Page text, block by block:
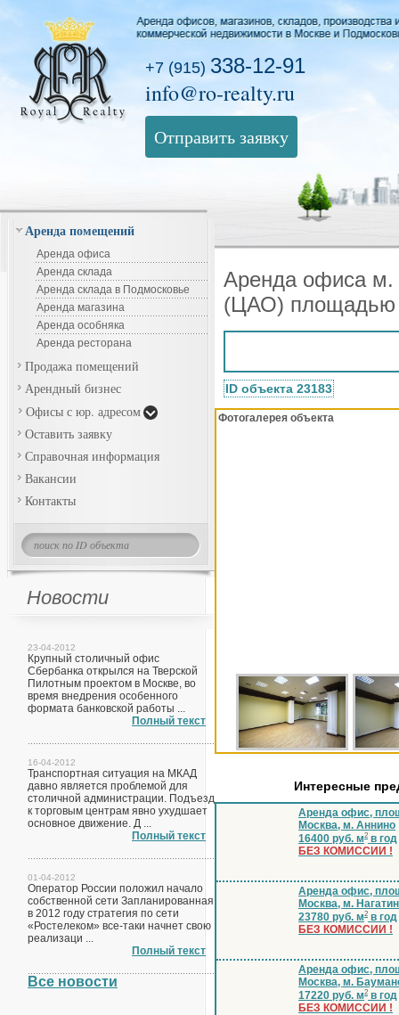
+7 (915) 338-12-91
info@ro-realty.ru
Отправить заявку
Аренда помещений
Аренда офиса
Аренда склада
Аренда склада в Подмосковье
Аренда магазина
Аренда особняка
Аренда ресторана
Продажа помещений
Арендный бизнес
Офисы с юр. адресом
Оставить заявку
Справочная информация
Вакансии
Контакты
Новости
23-04-2012
Крупный столичный офис
Сбербанка открылся на Тверской
Пилотным проектом в Москве, во
время внедрения особенного
формата банковской работы ...
Полный текст
16-04-2012
Транспортная ситуация на МКАД
давно является проблемой для
столичной администрации. Подъезд
к торговым центрам явно ухудшает
основное движение. Д ...
Полный текст
01-04-2012
Оператор России положил начало
собственной сети Запланированная
в 2012 году стратегия по сети
«Ростелеком» все-таки начнет свою
реализаци ...
Полный текст
Все новости
Аренда офиса м.
(ЦАО) площадью
ID объекта 23183
Фотогалерея объекта
Интересные
Аренда офис,
Москва, м. Аннино
16400 руб. м2 в год
БЕЗ КОМИССИИ !
Аренда офис,
Москва, м.
23780 руб. м2 в год
БЕЗ КОМИССИИ !
Аренда офис,
Москва, м.
17220 руб. м2 в год
БЕЗ КОМИССИИ !